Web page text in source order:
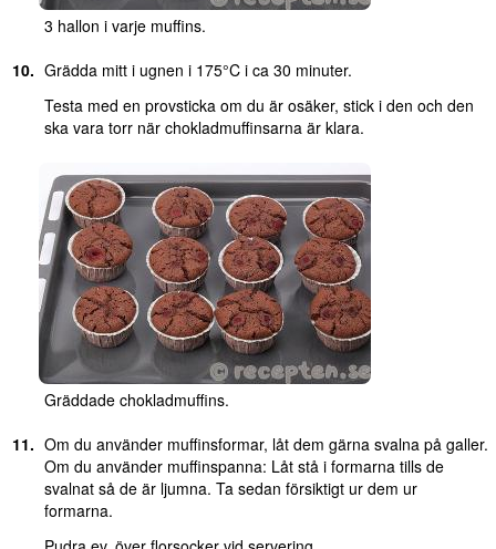
3 hallon i varje muffins.
Grädda mitt i ugnen i 175°C i ca 30 minuter.
Testa med en provsticka om du är osäker, stick i den och den
ska vara torr när chokladmuffinsarna är klara.
Gräddade chokladmuffins.
Om du använder muffinsformar, låt dem gärna svalna på galler.
Om du använder muffinspanna: Låt stå i formarna tills de
svalnat så de är ljumna. Ta sedan försiktigt ur dem ur
formarna.